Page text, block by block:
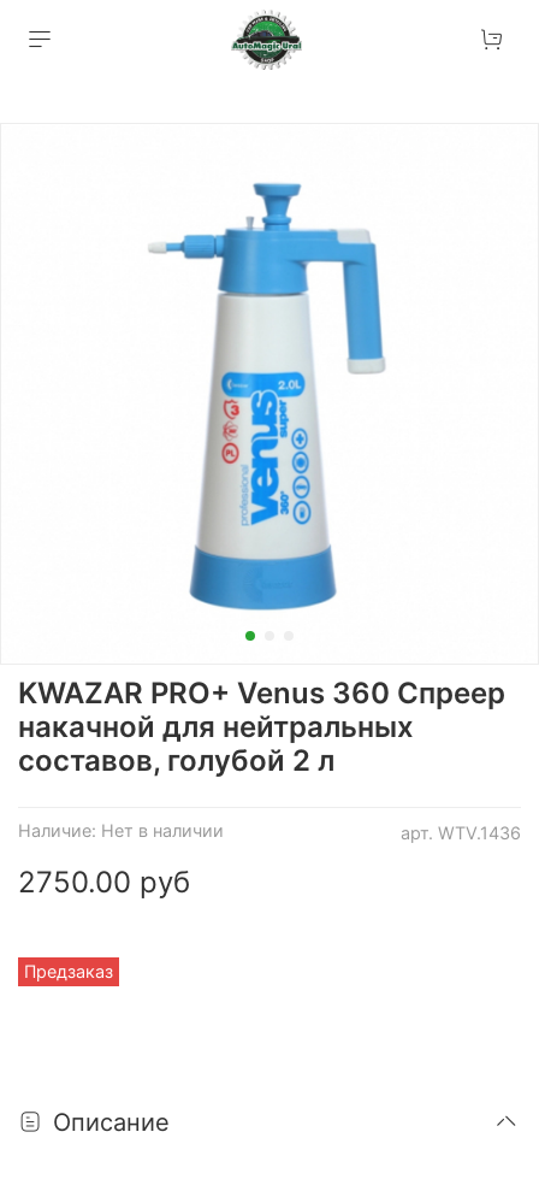
арт. WTV.1436
Наличие: Нет в наличии
Предзаказ
KWAZAR PRO+ Venus 360 Спреер
накачной для нейтральных
составов, голубой 2 л
2750.00 руб
Описание